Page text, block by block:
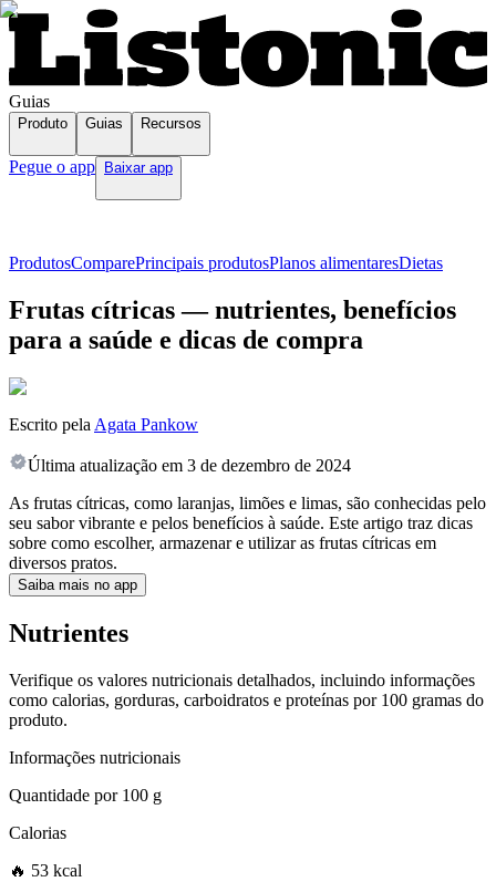
Guias
Produto Guias Recursos
Pegue o app Baixar app
ProdutosComparePrincipais produtosPlanos alimentaresDietas
Frutas cítricas — nutrientes, benefícios
para a saúde e dicas de compra
Escrito pela Agata Pankow
Última atualização em 3 de dezembro de 2024
As frutas cítricas, como laranjas, limões e limas, são conhecidas pelo
seu sabor vibrante e pelos benefícios à saúde. Este artigo traz dicas
sobre como escolher, armazenar e utilizar as frutas cítricas em
diversos pratos.
Saiba mais no app
Nutrientes
Verifique os valores nutricionais detalhados, incluindo informações
como calorias, gorduras, carboidratos e proteínas por 100 gramas do
produto.
Informações nutricionais
Quantidade por100 g
Calorias
🔥 53 kcal